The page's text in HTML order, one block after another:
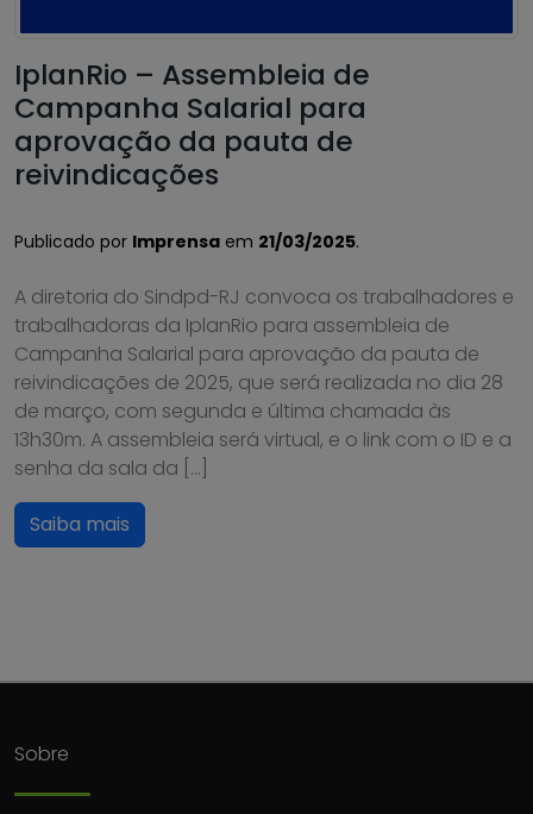
IplanRio – Assembleia de
Campanha Salarial para
aprovação da pauta de
reivindicações
Publicado por Imprensa em 21/03/2025.
A diretoria do Sindpd-RJ convoca os trabalhadores e
trabalhadoras da IplanRio para assembleia de
Campanha Salarial para aprovação da pauta de
reivindicações de 2025, que será realizada no dia 28
de março, com segunda e última chamada às
13h30m. A assembleia será virtual, e o link com o ID e a
senha da sala da […]
Saiba mais
Sobre